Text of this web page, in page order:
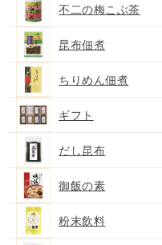
不二の梅こぶ茶
昆布佃煮
ちりめん佃煮
ギフト
だし昆布
御飯の素
粉末飲料